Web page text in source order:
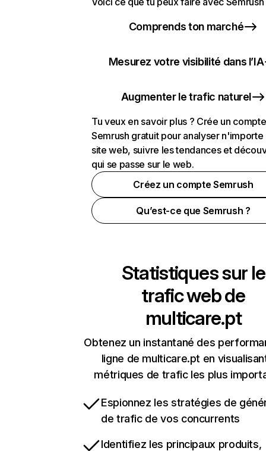
Comprends ton marché
Mesurez votre visibilité dans l’IA
Augmenter le trafic naturel
Tu veux en savoir plus ? Crée un compte
Semrush gratuit pour analyser n'importe
site web, suivre les tendances et
qui se passe sur le web.
Créez un compte Semrush
Qu’est-ce que Semrush ?
Statistiques sur le
trafic web de
multicare.pt
Obtenez un instantané des
ligne de multicare.pt en
métriques de trafic les plus
Espionnez les stratégies de
de trafic de vos concurrents
Identifiez les principaux produits,